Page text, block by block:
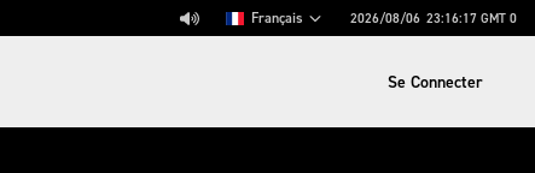
Français 2026/08/06 23:16:17 GMT 0
Se Connecter